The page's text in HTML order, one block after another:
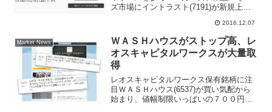
ズ市場にイントラスト(7191)が新規上場
行）事業が主力で、公開価格６３０円と
同水準で買い気配が続いている。同社
は、家賃保証（連帯保証...
2016.12.07
Market News
ＷＡＳＨハウスがストップ高、レ
オスキャピタルワークスが大量取
得
レオスキャピタルワークス保有銘柄に注
目ＷＡＳＨハウス(6537)が買い気配から
始まり、値幅制限いっぱいの７００円